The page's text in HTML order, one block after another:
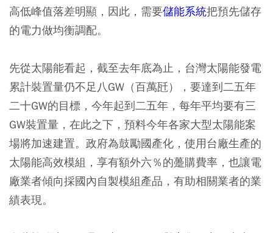
高低峰值落差明顯，因此，需要儲能系統把預先儲存
的電力做均衡調配。
先從太陽能看起，截至去年底為止，台灣太陽能發電
累計裝置量仍不足八GW（百萬瓩），要達到二五年
二十GW的目標，今年起到二五年，每年平均要有三
GW裝置量，在此之下，預料今年各家大型太陽能案
場將加速建置。政府為鼓勵國產化，使用台廠生產的
太陽能高效模組，享有額外六％的躉購費率，也讓電
廠業者傾向採國內自製模組產品，有助相關業者的業
績表現。